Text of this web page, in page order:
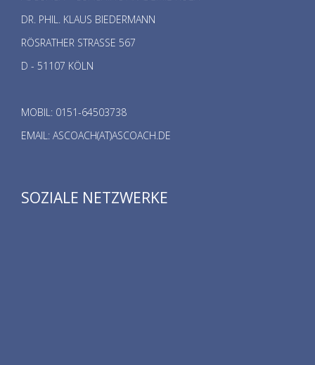
DR. PHIL. KLAUS BIEDERMANN
RÖSRATHER STRASSE 567
D - 51107 KÖLN
MOBIL: 0151-64503738
EMAIL: ASCOACH(AT)ASCOACH.DE
SOZIALE NETZWERKE